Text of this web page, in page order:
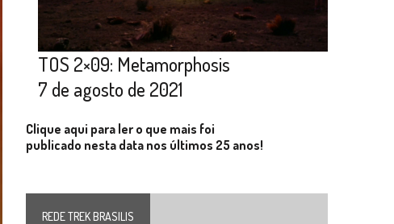
TOS 2×09: Metamorphosis
7 de agosto de 2021
Clique aqui para ler o que mais foi
publicado nesta data nos últimos 25 anos!
REDE TREK BRASILIS